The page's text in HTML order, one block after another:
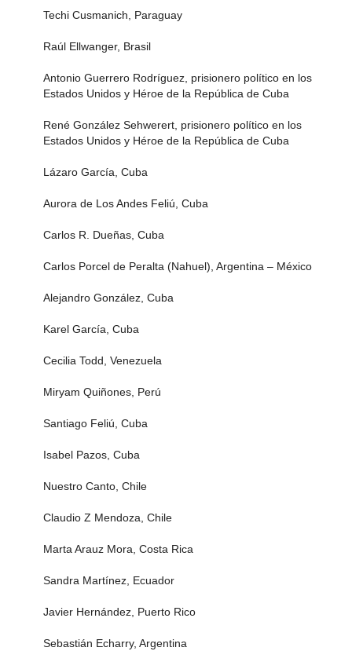
Techi Cusmanich, Paraguay
Raúl Ellwanger, Brasil
Antonio Guerrero Rodríguez, prisionero político en los
Estados Unidos y Héroe de la República de Cuba
René González Sehwerert, prisionero político en los
Estados Unidos y Héroe de la República de Cuba
Lázaro García, Cuba
Aurora de Los Andes Feliú, Cuba
Carlos R. Dueñas, Cuba
Carlos Porcel de Peralta (Nahuel), Argentina – México
Alejandro González, Cuba
Karel García, Cuba
Cecilia Todd, Venezuela
Miryam Quiñones, Perú
Santiago Feliú, Cuba
Isabel Pazos, Cuba
Nuestro Canto, Chile
Claudio Z Mendoza, Chile
Marta Arauz Mora, Costa Rica
Sandra Martínez, Ecuador
Javier Hernández, Puerto Rico
Sebastián Echarry, Argentina